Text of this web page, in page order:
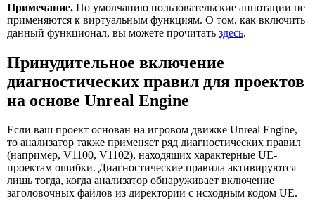
Примечание. По умолчанию пользовательские аннотации не
применяются к виртуальным функциям. О том, как включить
данный функционал, вы можете прочитать здесь.
Принудительное включение
диагностических правил для проектов
на основе Unreal Engine
Если ваш проект основан на игровом движке Unreal Engine,
то анализатор также применяет ряд диагностических правил
(например, V1100, V1102), находящих характерные UE-
проектам ошибки. Диагностические правила активируются
лишь тогда, когда анализатор обнаруживает включение
заголовочных файлов из директории с исходным кодом UE.